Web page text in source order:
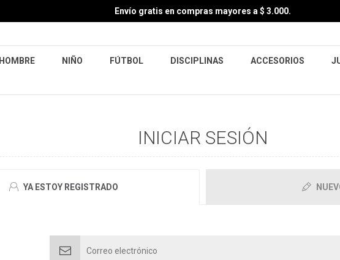
Envío gratis en compras mayores a $ 3.000.
HOMBRE NIÑO FÚTBOL DISCIPLINAS ACCESORIOS
INICIAR SESIÓN
YA ESTOY REGISTRADO